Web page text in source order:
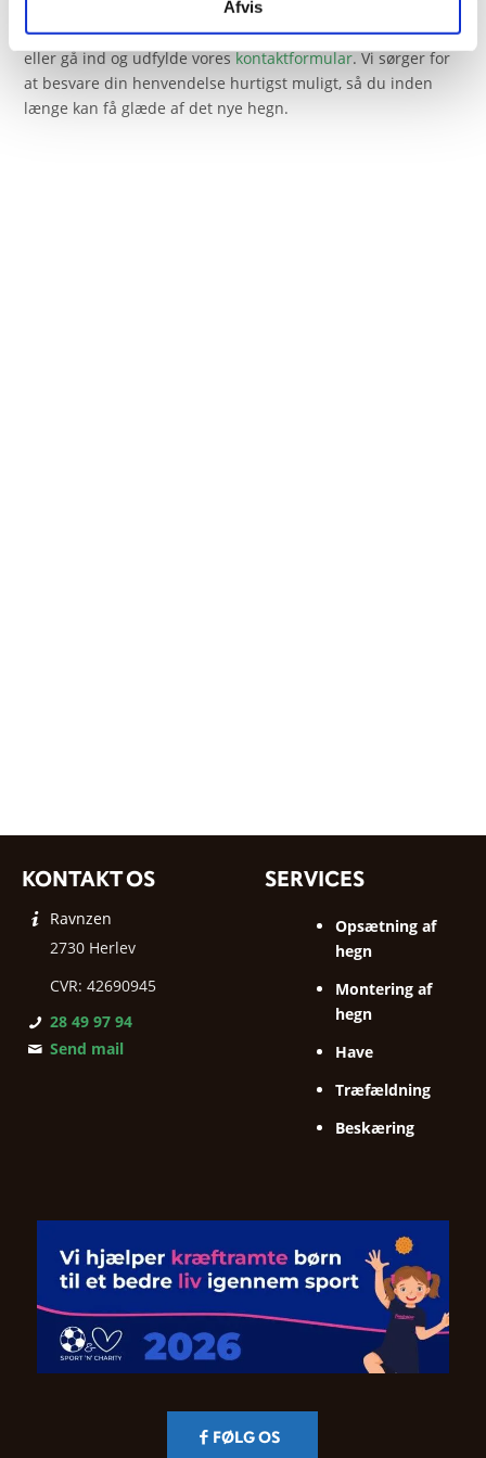
Afvis
Du kan ringe til os på telefon28 49 97 94
beskrivelse af dit projekt til vores mailkontakt@ravnzen.dk
eller gå ind og udfylde vores kontaktformular. Vi sørger for
at besvare din henvendelse hurtigst muligt, så du inden
længe kan få glæde af det nye hegn.
KONTAKT OS
Ravnzen
2730 Herlev
CVR: 42690945
28 49 97 94
Send mail
SERVICES
Opsætning af
hegn
Montering af
hegn
Have
Træfældning
Beskæring
FØLG OS